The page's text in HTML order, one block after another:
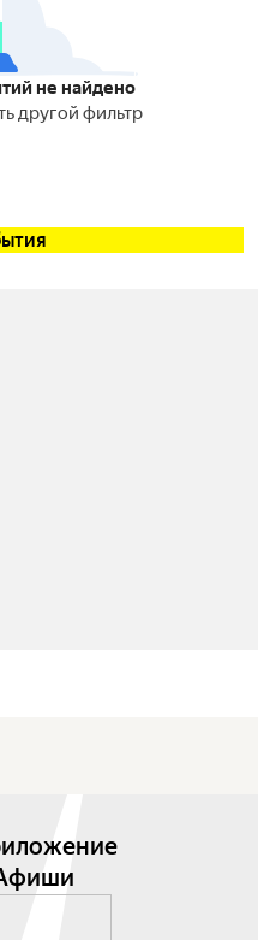
не найдено
другой фильтр